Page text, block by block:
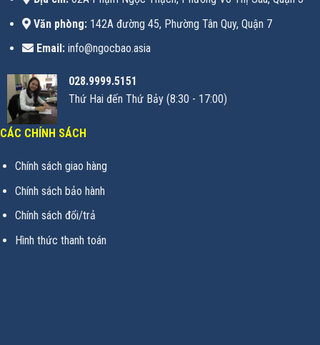
Văn phòng:142A đường 45, Phường Tân Quy, Quận 7
Email:info@ngocbao.asia
028.9999.5151
Thứ Hai đến Thứ Bảy (8:30 - 17:00)
CÁC CHÍNH SÁCH
Chính sách giao hàng
Chính sách bảo hành
Chính sách đổi/trả
Hình thức thanh toán